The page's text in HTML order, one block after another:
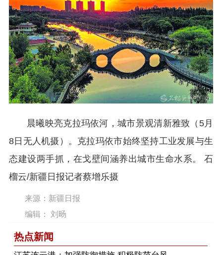
晨曦映亮克拉玛依河，城市景观清新雅致（5月
8日无人机摄）。克拉玛依市始终坚持工业发展与生
态建设两手抓，在戈壁间涵养出城市生命水系。 石
榴云/新疆日报记者蔡增乐摄
来源：新疆日报
编辑： 刘旸
热点新闻